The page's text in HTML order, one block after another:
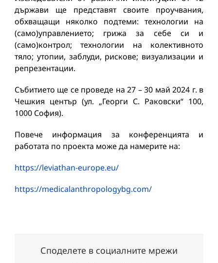
държави ще представят своите проучвания,
обхващащи няколко подтеми: технологии на
(само)управлението; грижа за себе си и
(само)контрол; технологии на колективното
тяло; утопии, заблуди, рискове; визуализации и
репрезентации.
Събитието ще се проведе на 27 – 30 май 2024 г. в
Чешкия център (ул. „Георги С. Раковски“ 100,
1000 София).
Повече информация за конференцията и
работата по проекта може да намерите на:
https://leviathan-europe.eu/
https://medicalanthropologybg.com/
Споделете в социалните мрежи